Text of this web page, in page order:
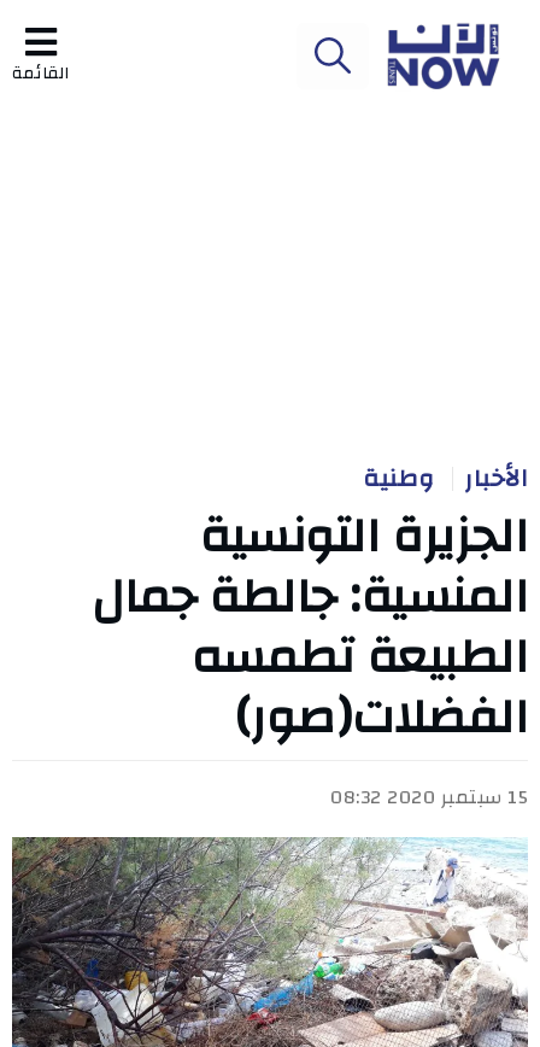
القائمة
الأخبار وطنية
الجزيرة التونسية
المنسية: جالطة جمال
الطبيعة تطمسه
الفضلات(صور)
15 سبتمبر 2020 08:32